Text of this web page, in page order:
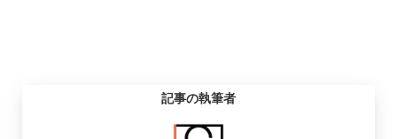
記事の執筆者